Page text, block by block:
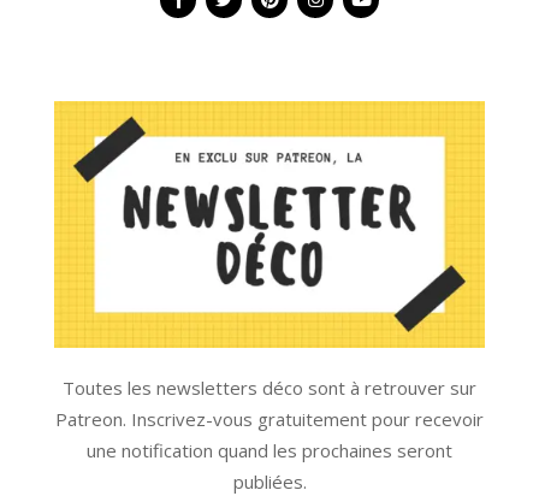
Toutes les newsletters déco sont à retrouver sur
Patreon. Inscrivez-vous gratuitement pour recevoir
une notification quand les prochaines seront
publiées.